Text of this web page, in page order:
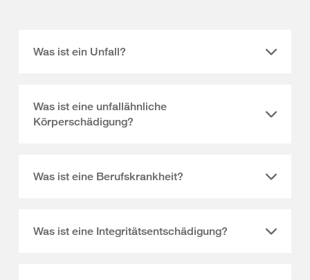
Was ist ein Unfall?
Was ist eine unfallähnliche
Körperschädigung?
Was ist eine Berufskrankheit?
Was ist eine Integritätsentschädigung?